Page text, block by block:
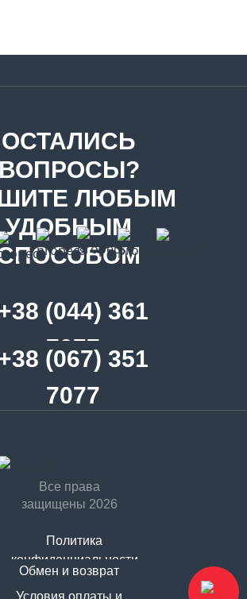
ОСТАЛИСЬ
ВОПРОСЫ?
ЛЮБЫМ
УДОБНЫМ
(044) 361
7077
(067) 351
7077
Все права
защищены 2026
Политика
конфиденциальности
Условия оплаты и
Договор оферты
Обмен и возврат